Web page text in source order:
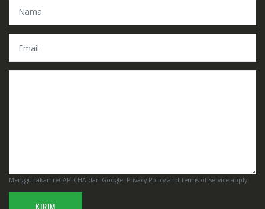
Menggunakan reCAPTCHA dari Google. Privacy Policy and Terms of Service apply.